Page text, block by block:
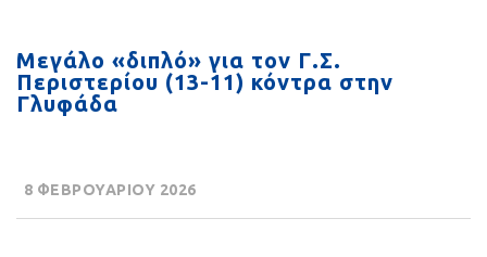
Μεγάλο «διπλό» για τον Γ.Σ.
Περιστερίου (13-11) κόντρα στην
Γλυφάδα
8 ΦΕΒΡΟΥΑΡΙΟΥ 2026